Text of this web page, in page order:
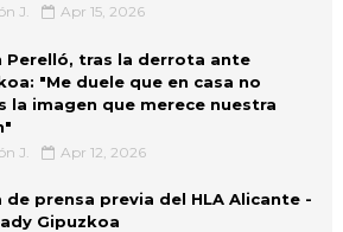
J. Apr 15, 2026
Perelló, tras la derrota ante
"Me duele que en casa no
la imagen que merece nuestra
J. Apr 12, 2026
de prensa previa del HLA Alicante -
Gipuzkoa